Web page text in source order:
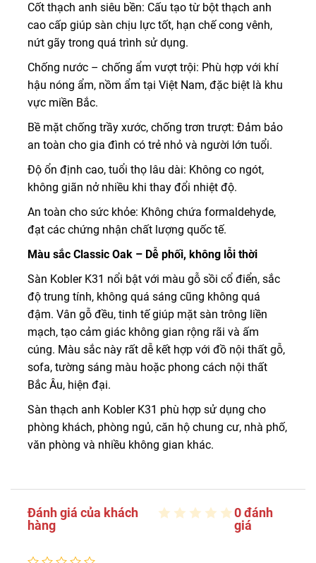
Cốt thạch anh siêu bền: Cấu tạo từ bột thạch anh
cao cấp giúp sàn chịu lực tốt, hạn chế cong vênh,
nứt gãy trong quá trình sử dụng.
Chống nước – chống ẩm vượt trội: Phù hợp với khí
hậu nóng ẩm, nồm ẩm tại Việt Nam, đặc biệt là khu
vực miền Bắc.
Bề mặt chống trầy xước, chống trơn trượt: Đảm bảo
an toàn cho gia đình có trẻ nhỏ và người lớn tuổi.
Độ ổn định cao, tuổi thọ lâu dài: Không co ngót,
không giãn nở nhiều khi thay đổi nhiệt độ.
An toàn cho sức khỏe: Không chứa formaldehyde,
đạt các chứng nhận chất lượng quốc tế.
Màu sắc Classic Oak – Dễ phối, không lỗi thời
Sàn Kobler K31 nổi bật với màu gỗ sồi cổ điển, sắc
độ trung tính, không quá sáng cũng không quá
đậm. Vân gỗ đều, tinh tế giúp mặt sàn trông liền
mạch, tạo cảm giác không gian rộng rãi và ấm
cúng. Màu sắc này rất dễ kết hợp với đồ nội thất gỗ,
sofa, tường sáng màu hoặc phong cách nội thất
Bắc Âu, hiện đại.
Sàn thạch anh Kobler K31 phù hợp sử dụng cho
phòng khách, phòng ngủ, căn hộ chung cư, nhà phố,
văn phòng và nhiều không gian khác.
Đánh giá của khách
hàng
0 đánh
giá